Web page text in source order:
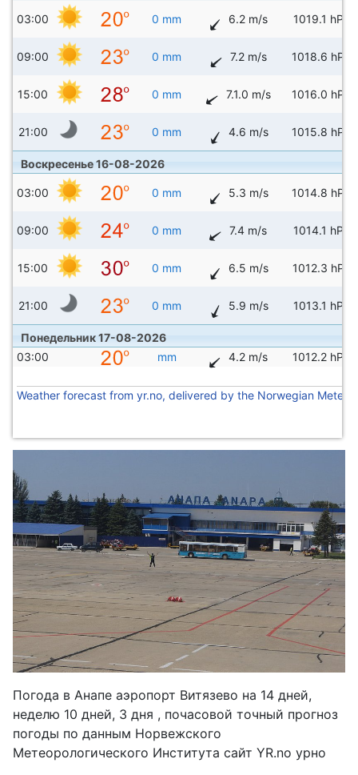
03:00 0 mm 6.2 m/s 1019.1 hPa
09:00 0 mm 7.2 m/s 1018.6 hPa
15:00 0 mm 7.1.0 m/s 1016.0 hPa
21:00 0 mm 4.6 m/s 1015.8 hPa
Воскресенье 16-08-2026
03:00 0 mm 5.3 m/s 1014.8 hPa
09:00 0 mm 7.4 m/s 1014.1 hPa
15:00 0 mm 6.5 m/s 1012.3 hPa
21:00 0 mm 5.9 m/s 1013.1 hPa
Понедельник 17-08-2026
03:00
mm 4.2 m/s 1012.2 hPa
Weather forecast from yr.no, delivered by the Norwegian
Погода в Анапе аэропорт Витязево на 14 дней,
неделю 10 дней, 3 дня , почасовой точный прогноз
погоды по данным Норвежского
Метеорологического Института сайт YR.no урно